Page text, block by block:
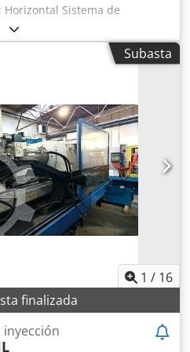
Horizontal Sistema de
Hidráulico Fabricante:
Año de fabricación: 2002
de cierre: 2000 kN = 200
Nek Distancia entre las
Distancia entre las barras
de la esfera: aprox. 340 g
Subasta
1 / 16
finalizada